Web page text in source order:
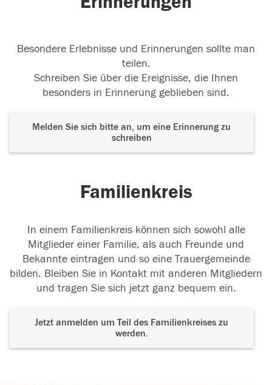
Besondere Erlebnisse und Erinnerungen sollte man
teilen.
Schreiben Sie über die Ereignisse, die Ihnen
besonders in Erinnerung geblieben sind.
Melden Sie sich bitte an, um eine Erinnerung zu
schreiben
Familienkreis
In einem Familienkreis können sich sowohl alle
Mitglieder einer Familie, als auch Freunde und
Bekannte eintragen und so eine Trauergemeinde
bilden. Bleiben Sie in Kontakt mit anderen Mitgliedern
und tragen Sie sich jetzt ganz bequem ein.
Jetzt anmelden um Teil des Familienkreises zu
werden.